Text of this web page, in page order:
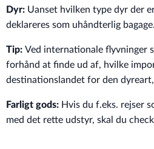
Dyr: Uanset hvilken type dyr der
deklareres som uhåndterlig bagage.
Tip: Ved internationale flyvninger
forhånd at finde ud af, hvilke
destinationslandet for den
Farligt gods: Hvis du f.eks. rejser
med det rette udstyr, skal du